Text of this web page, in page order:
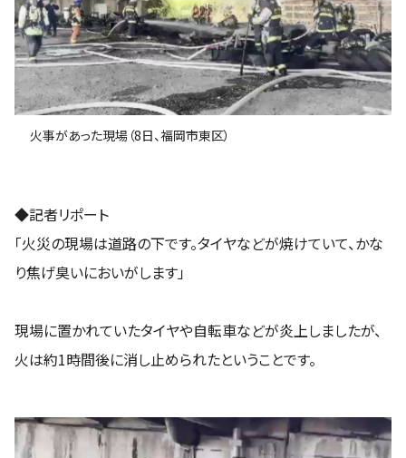
火事があった現場（8日、福岡市東区）
◆記者リポート
「火災の現場は道路の下です。タイヤなどが焼けていて、かな
り焦げ臭いにおいがします」
現場に置かれていたタイヤや自転車などが炎上しましたが、
火は約1時間後に消し止められたということです。